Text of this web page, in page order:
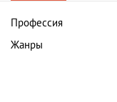
Профессия
Жанры